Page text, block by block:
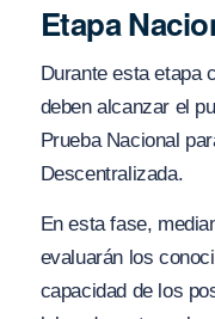
Etapa
Durante esta etapa
deben alcanzar el
Prueba Nacional
Descentralizada.
En esta fase,
evaluarán los
capacidad de los